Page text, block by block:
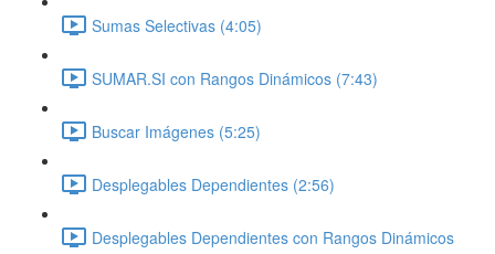
Sumas Selectivas (4:05)
SUMAR.SI con Rangos Dinámicos (7:43)
Buscar Imágenes (5:25)
Desplegables Dependientes (2:56)
Desplegables Dependientes con Rangos Dinámicos